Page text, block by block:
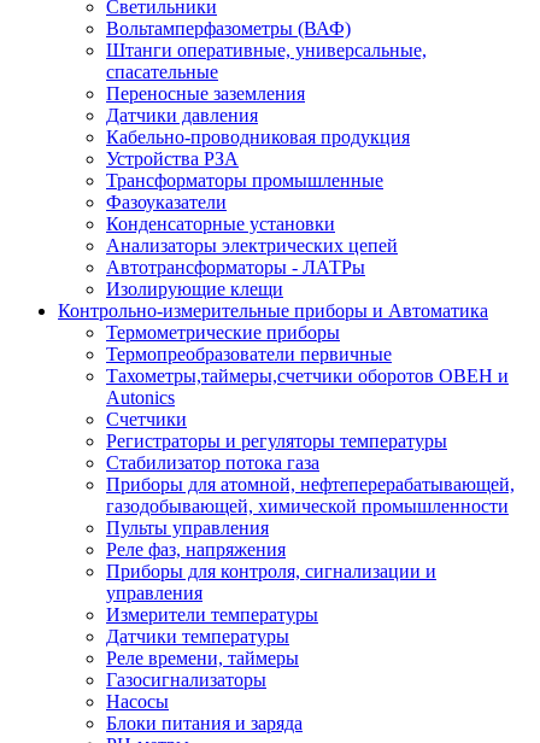
Светильники
Вольтамперфазометры (ВАФ)
Штанги оперативные, универсальные,
спасательные
Переносные заземления
Датчики давления
Кабельно-проводниковая продукция
Устройства РЗА
Трансформаторы промышленные
Фазоуказатели
Конденсаторные установки
Анализаторы электрических цепей
Автотрансформаторы - ЛАТРы
Изолирующие клещи
Контрольно-измерительные приборы и Автоматика
Термометрические приборы
Термопреобразователи первичные
Тахометры,таймеры,счетчики оборотов ОВЕН и
Autonics
Счетчики
Регистраторы и регуляторы температуры
Стабилизатор потока газа
Приборы для атомной, нефтеперерабатывающей,
газодобывающей, химической промышленности
Пульты управления
Реле фаз, напряжения
Приборы для контроля, сигнализации и
управления
Измерители температуры
Датчики температуры
Реле времени, таймеры
Газосигнализаторы
Насосы
Блоки питания и заряда